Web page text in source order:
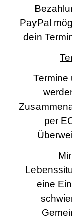
PayPal
dein
Termine
per
eine